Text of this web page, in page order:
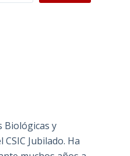
Biológicas y
Jubilado. Ha